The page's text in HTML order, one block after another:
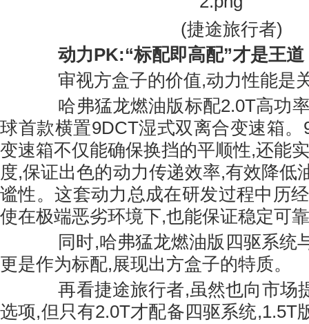
(捷途旅行者)
动力PK:“标配即高配”才是王道
审视方盒子的价值,动力性能是
哈弗猛龙燃油版标配2.0T高功率
球首款横置9DCT湿式双离合变速箱
变速箱不仅能确保换挡的平顺性,还能
度,保证出色的动力传递效率,有效降低
谧性。这套动力总成在研发过程中历
使在极端恶劣环境下,也能保证稳定可
同时,哈弗猛龙燃油版四驱系统
更是作为标配,展现出方盒子的特质。
再看捷途旅行者,虽然也向市场
选项,但只有2.0T才配备四驱系统,1.5T